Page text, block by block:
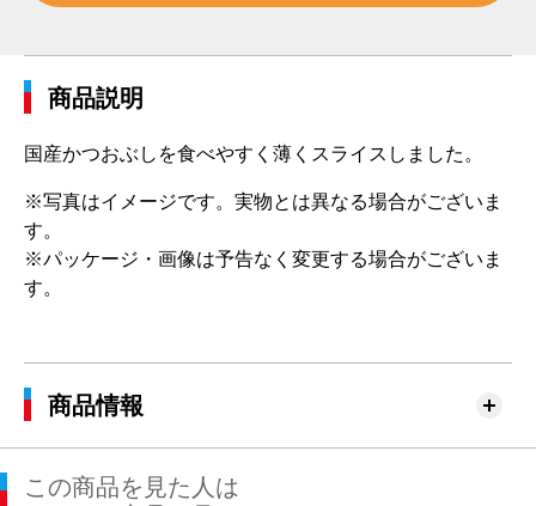
商品説明
国産かつおぶしを食べやすく薄くスライスしました。
※写真はイメージです。実物とは異なる場合がございま
す。
※パッケージ・画像は予告なく変更する場合がございま
す。
商品情報
この商品を見た人は